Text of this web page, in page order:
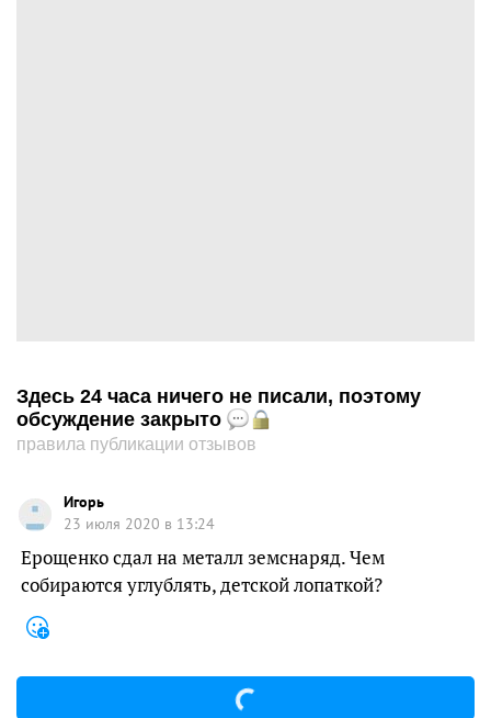
Здесь 24 часа ничего не писали, поэтому
обсуждение закрыто
правила публикации отзывов
Игорь
23 июля 2020 в 13:24
Ерощенко сдал на металл земснаряд. Чем
собираются углублять, детской лопаткой?